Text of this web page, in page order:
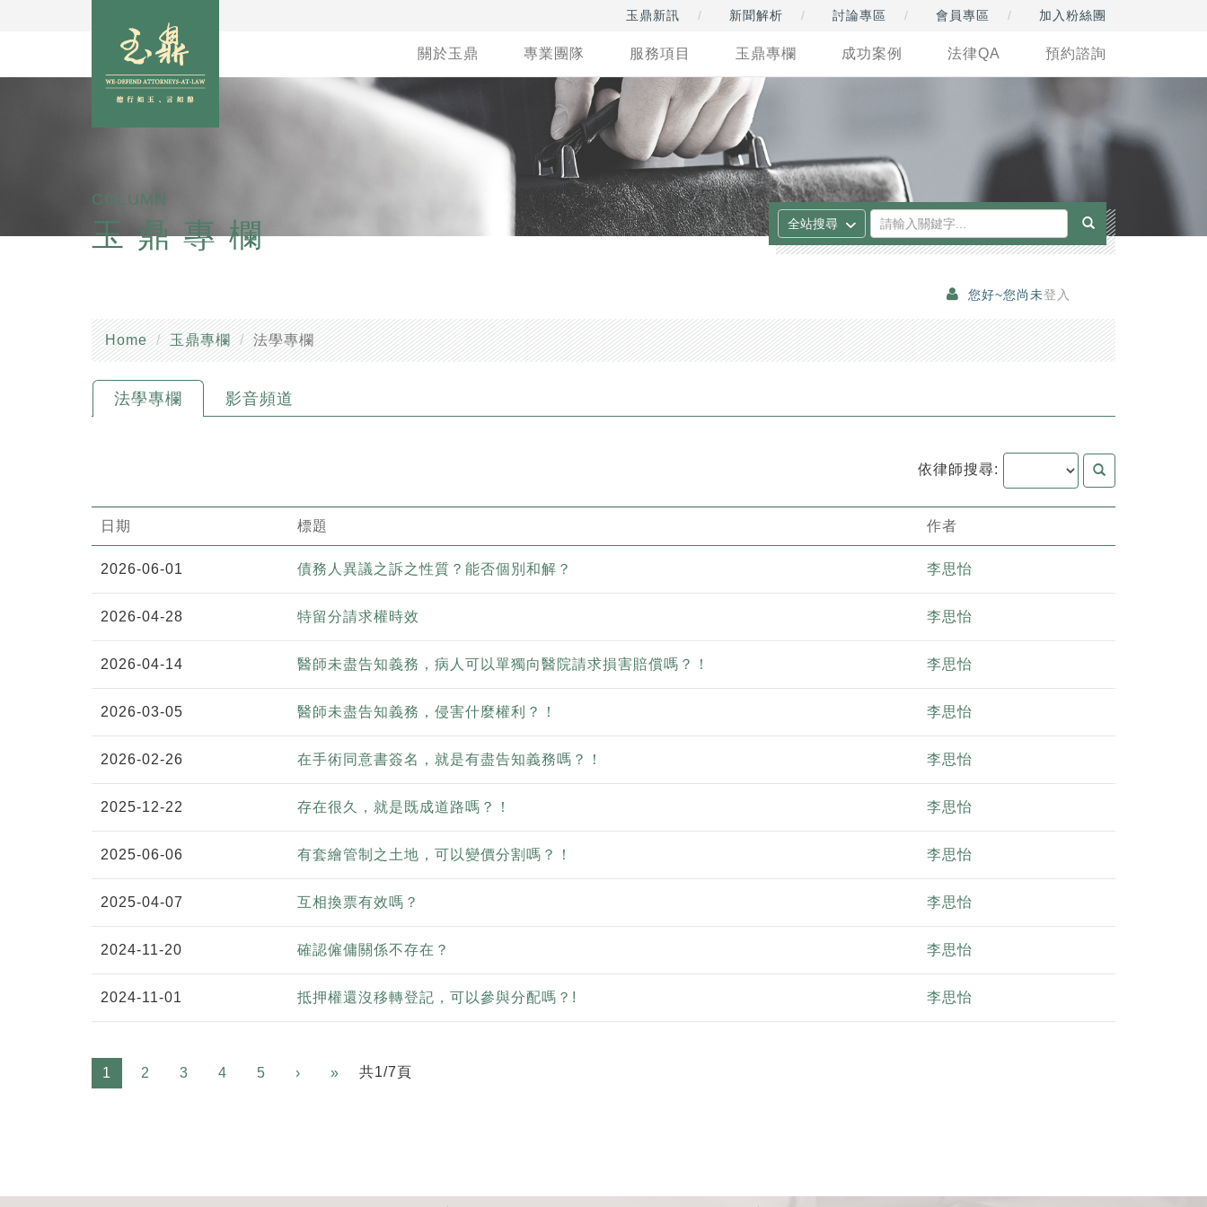
玉鼎新訊 新聞解析 討論專區 會員專區 加入粉絲團
關於玉鼎 專業團隊 服務項目 玉鼎專欄 成功案例 法律QA 預約諮詢
COLUMN
玉鼎專欄
您好~您尚未登入
Home 玉鼎專欄 法學專欄
法學專欄 影音頻道
依律師搜尋:
日期 標題 作者
2026-06-01 債務人異議之訴之性質？能否個別和解？ 李思怡
2026-04-28 特留分請求權時效 李思怡
2026-04-14 醫師未盡告知義務，病人可以單獨向醫院請求損害賠償嗎？！ 李思怡
2026-03-05 醫師未盡告知義務，侵害什麼權利？！ 李思怡
2026-02-26 在手術同意書簽名，就是有盡告知義務嗎？！ 李思怡
2025-12-22 存在很久，就是既成道路嗎？！ 李思怡
2025-06-06 有套繪管制之土地，可以變價分割嗎？！ 李思怡
2025-04-07 互相換票有效嗎？ 李思怡
2024-11-20 確認僱傭關係不存在？ 李思怡
2024-11-01 抵押權還沒移轉登記，可以參與分配嗎？! 李思怡
1 2 3 4 5 › » Next共1/7頁